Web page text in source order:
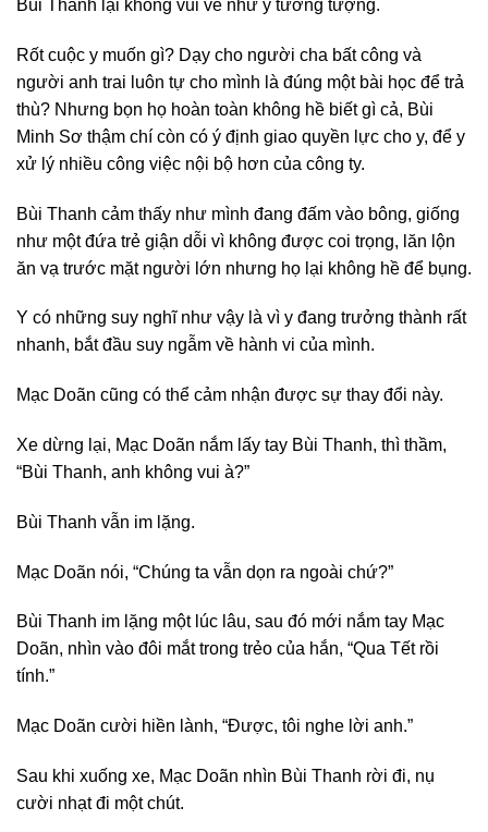
Bùi Thanh lại không vui vẻ như y tưởng tượng.
Rốt cuộc y muốn gì? Dạy cho người cha bất công và
người anh trai luôn tự cho mình là đúng một bài học để trả
thù? Nhưng bọn họ hoàn toàn không hề biết gì cả, Bùi
Minh Sơ thậm chí còn có ý định giao quyền lực cho y, để y
xử lý nhiều công việc nội bộ hơn của công ty.
Bùi Thanh cảm thấy như mình đang đấm vào bông, giống
như một đứa trẻ giận dỗi vì không được coi trọng, lăn lộn
ăn vạ trước mặt người lớn nhưng họ lại không hề để bụng.
Y có những suy nghĩ như vậy là vì y đang trưởng thành rất
nhanh, bắt đầu suy ngẫm về hành vi của mình.
Mạc Doãn cũng có thể cảm nhận được sự thay đổi này.
Xe dừng lại, Mạc Doãn nắm lấy tay Bùi Thanh, thì thầm,
“Bùi Thanh, anh không vui à?”
Bùi Thanh vẫn im lặng.
Mạc Doãn nói, “Chúng ta vẫn dọn ra ngoài chứ?”
Bùi Thanh im lặng một lúc lâu, sau đó mới nắm tay Mạc
Doãn, nhìn vào đôi mắt trong trẻo của hắn, “Qua Tết rồi
tính.”
Mạc Doãn cười hiền lành, “Được, tôi nghe lời anh.”
Sau khi xuống xe, Mạc Doãn nhìn Bùi Thanh rời đi, nụ
cười nhạt đi một chút.